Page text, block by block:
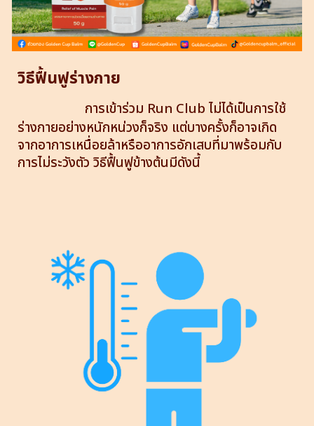
วิธีฟื้นฟูร่างกาย
การเข้าร่วม Run Club ไม่ได้เป็นการใช้
ร่างกายอย่างหนักหน่วงก็จริง แต่บางครั้งก็อาจเกิด
จากอาการเหนื่อยล้าหรืออาการอักเสบที่มาพร้อมกับ
การไม่ระวังตัว วิธีฟื้นฟูข้างต้นมีดังนี้